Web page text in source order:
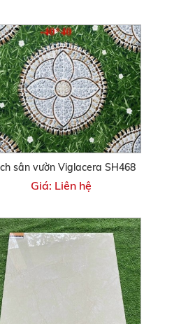
sân vườn Viglacera SH468
Giá: Liên hệ